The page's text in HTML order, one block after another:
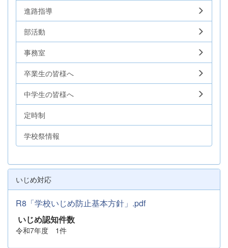
進路指導
部活動
事務室
卒業生の皆様へ
中学生の皆様へ
定時制
学校祭情報
いじめ対応
R8「学校いじめ防止基本方針」.pdf
いじめ認知件数
令和7年度 1件